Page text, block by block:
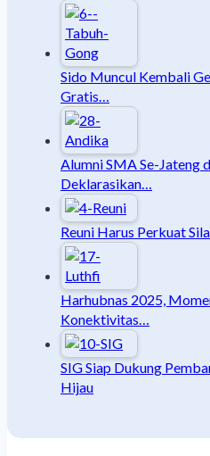
Sido Muncul Kembali
Gratis…
Alumni SMA Se-Jateng
Deklarasikan…
Reuni Harus Perkuat
Harhubnas 2025,
Konektivitas…
SIG Siap Dukung
Hijau